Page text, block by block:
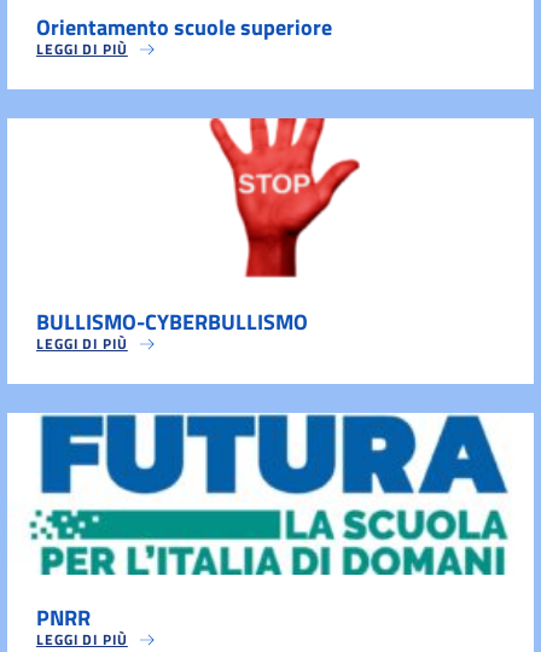
Orientamento scuole superiore
LEGGI DI PIÙ
BULLISMO-CYBERBULLISMO
LEGGI DI PIÙ
PNRR
LEGGI DI PIÙ